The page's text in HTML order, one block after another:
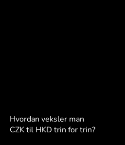
Hvordan veksler man
CZK til HKD trin for trin?